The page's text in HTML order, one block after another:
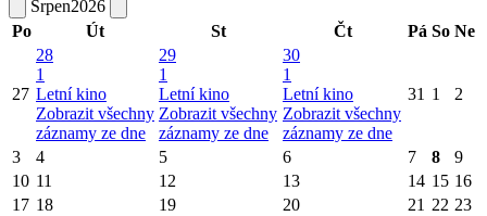
Srpen2026
Po
Út St Čt Pá So Ne
27
28
1
Letní kino
Zobrazit všechny
záznamy ze dne
29
1
Letní kino
Zobrazit všechny
záznamy ze dne
30
1
Letní kino
Zobrazit všechny
záznamy ze dne
31 1 2
3 4 5 6 7 8
9
10 11 12 13 14 15 16
17 18 19 20 21 22 23